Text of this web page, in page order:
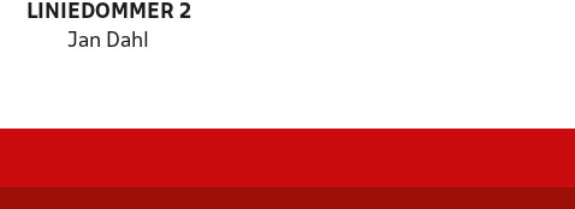
LINIEDOMMER 2
Jan Dahl